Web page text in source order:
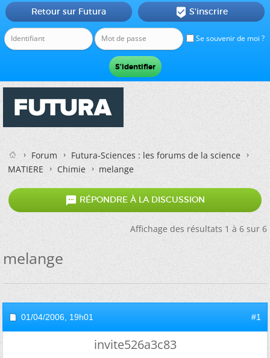
Se souvenir de moi ?
Retour sur Futura  S'inscrire
Forum
Futura-Sciences : les forums de la science
MATIERE
Chimie melange
 RÉPONDRE À LA DISCUSSION
Affichage des résultats 1 à 6 sur 6
melange
01/04/2006, 19h01 #1
invite526a3c83